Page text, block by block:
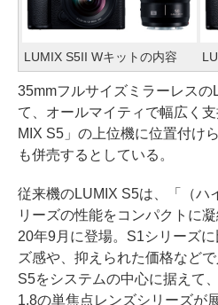
LUMIX S5II Wキットの内容
35mmフルサイズミラーレス
て、オールマイティで幅広く
MIX S5」の上位機に位置付け
も併売するとしている。
従来機のLUMIX S5は、「（ハ
リーズの性能をコンパクトに
20年9月に登場。S1シリーズ
ズ感や、抑えられた価格など
S5をシステムの中心に据えて
1.8の単焦点レンズシリーズが